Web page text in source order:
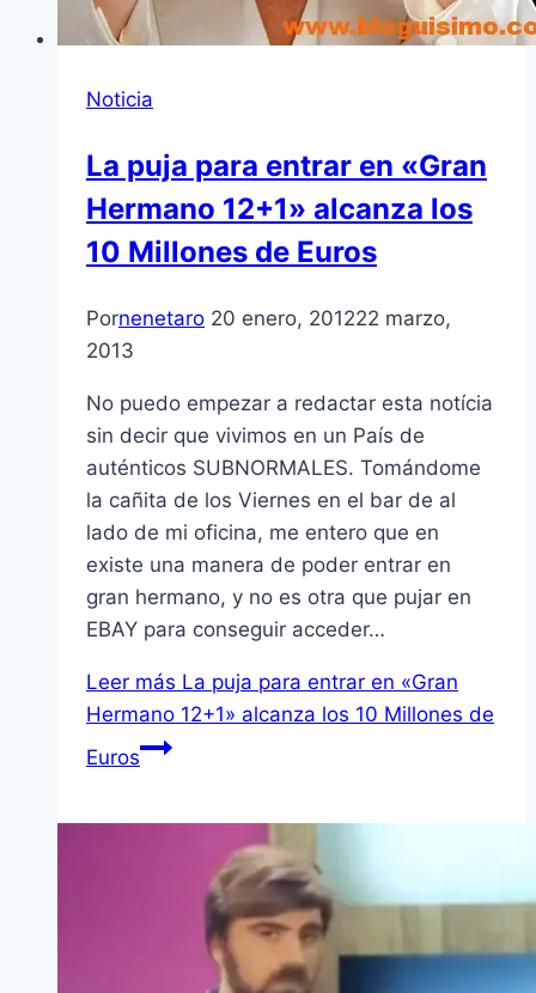
Noticia
La puja para entrar en «Gran
Hermano 12+1» alcanza los
10 Millones de Euros
Pornenetaro 20 enero, 201222 marzo,
2013
No puedo empezar a redactar esta notí­cia
sin decir que vivimos en un Paí­s de
auténticos SUBNORMALES. Tomándome
la cañita de los Viernes en el bar de al
lado de mi oficina, me entero que en
existe una manera de poder entrar en
gran hermano, y no es otra que pujar en
EBAY para conseguir acceder…
Leer más La puja para entrar en «Gran
Hermano 12+1» alcanza los 10 Millones de
Euros